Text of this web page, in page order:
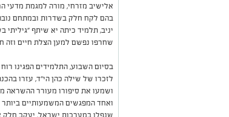
אלישיב מזרחי, מורה למגמת מדעי
בהם לקח חלק בשדרות ובמתחם נובה ב-7
יניב, תלמיד כיתה יא שיתף
שחרפו נפשם למען הצלת חיים וזה
בסיום השבוע, התלמידים הפגינו
לזכרו של שילה כהן הי"ד, עזרו
ושמעו את סיפורו מעורר ההשראה
ואחד המפגשים המשמעותיים ביותר
שנפלו במערכות ישראל. יעקב חלק